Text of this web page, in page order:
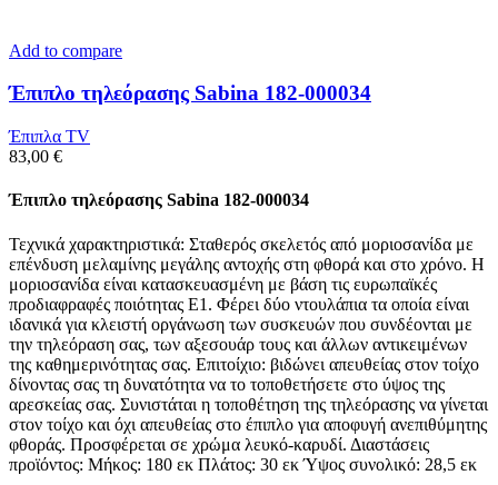
Add to compare
Έπιπλο τηλεόρασης Sabina 182-000034
Έπιπλα TV
83,00 €
Έπιπλο τηλεόρασης Sabina 182-000034
Τεχνικά χαρακτηριστικά: Σταθερός σκελετός από μοριοσανίδα με
επένδυση μελαμίνης μεγάλης αντοχής στη φθορά και στο χρόνο. Η
μοριοσανίδα είναι κατασκευασμένη με βάση τις ευρωπαϊκές
προδιαφραφές ποιότητας Ε1. Φέρει δύο ντουλάπια τα οποία είναι
ιδανικά για κλειστή οργάνωση των συσκευών που συνδέονται με
την τηλεόραση σας, των αξεσουάρ τους και άλλων αντικειμένων
της καθημερινότητας σας. Επιτοίχιο: βιδώνει απευθείας στον τοίχο
δίνοντας σας τη δυνατότητα να το τοποθετήσετε στο ύψος της
αρεσκείας σας. Συνιστάται η τοποθέτηση της τηλεόρασης να γίνεται
στον τοίχο και όχι απευθείας στο έπιπλο για αποφυγή ανεπιθύμητης
φθοράς. Προσφέρεται σε χρώμα λευκό-καρυδί. Διαστάσεις
προϊόντος: Μήκος: 180 εκ Πλάτος: 30 εκ Ύψος συνολικό: 28,5 εκ